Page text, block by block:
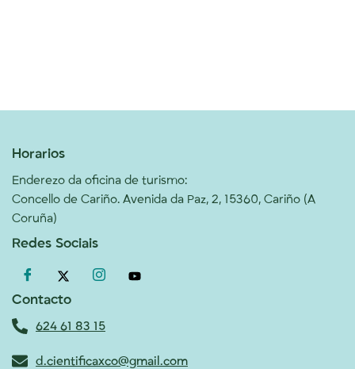
Horarios
Enderezo da oficina de turismo:
Concello de Cariño. Avenida da Paz, 2, 15360, Cariño (A
Coruña)
Redes Sociais
Contacto
624 61 83 15
d.cientificaxco@gmail.com